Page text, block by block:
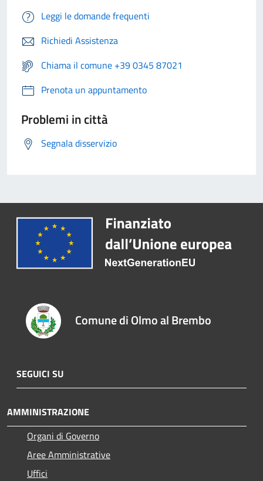
Leggi le domande frequenti
Richiedi Assistenza
Chiama il comune +39 0345 87021
Prenota un appuntamento
Problemi in città
Segnala disservizio
Comune di Olmo al Brembo
SEGUICI SU
AMMINISTRAZIONE
Organi di Governo
Aree Amministrative
Uffici